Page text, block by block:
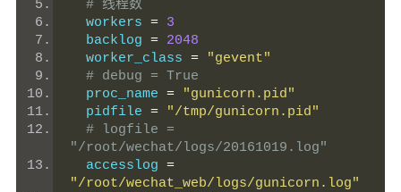
# 线程数
  workers
= 3
  backlog
= 2048
  worker_class
=
"gevent"
# debug = True
  proc_name
=
"gunicorn.pid"
  pidfile
=
"/tmp/gunicorn.pid"
# logfile =
"/root/wechat/logs/20161019.log"
  accesslog
=
"/root/wechat_web/logs/gunicorn.log"